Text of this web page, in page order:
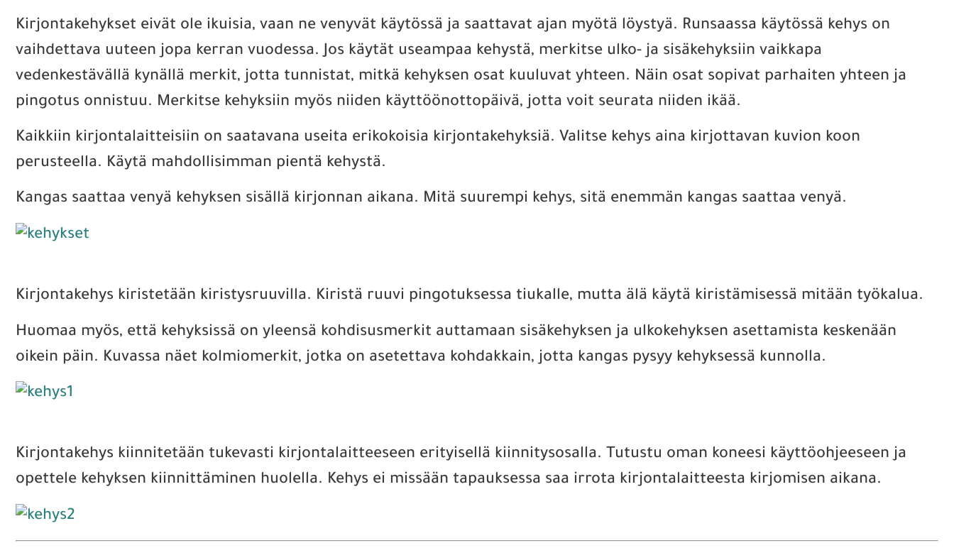
Kirjontakehykset eivät ole ikuisia, vaan ne venyvät käytössä ja saattavat ajan myötä löystyä. Runsaassa käytössä kehys on
vaihdettava uuteen jopa kerran vuodessa. Jos käytät useampaa kehystä, merkitse ulko- ja sisäkehyksiin vaikkapa
vedenkestävällä kynällä merkit, jotta tunnistat, mitkä kehyksen osat kuuluvat yhteen. Näin osat sopivat parhaiten yhteen ja
pingotus onnistuu. Merkitse kehyksiin myös niiden käyttöönottopäivä, jotta voit seurata niiden ikää.
Kaikkiin kirjontalaitteisiin on saatavana useita erikokoisia kirjontakehyksiä. Valitse kehys aina kirjottavan kuvion koon
perusteella. Käytä mahdollisimman pientä kehystä.
Kangas saattaa venyä kehyksen sisällä kirjonnan aikana. Mitä suurempi kehys, sitä enemmän kangas saattaa venyä.
Kirjontakehys kiristetään kiristysruuvilla. Kiristä ruuvi pingotuksessa tiukalle, mutta älä käytä kiristämisessä mitään työkalua.
Huomaa myös, että kehyksissä on yleensä kohdisusmerkit auttamaan sisäkehyksen ja ulkokehyksen asettamista keskenään
oikein päin. Kuvassa näet kolmiomerkit, jotka on asetettava kohdakkain, jotta kangas pysyy kehyksessä kunnolla.
Kirjontakehys kiinnitetään tukevasti kirjontalaitteeseen erityisellä kiinnitysosalla. Tutustu oman koneesi käyttöohjeeseen ja
opettele kehyksen kiinnittäminen huolella. Kehys ei missään tapauksessa saa irrota kirjontalaitteesta kirjomisen aikana.